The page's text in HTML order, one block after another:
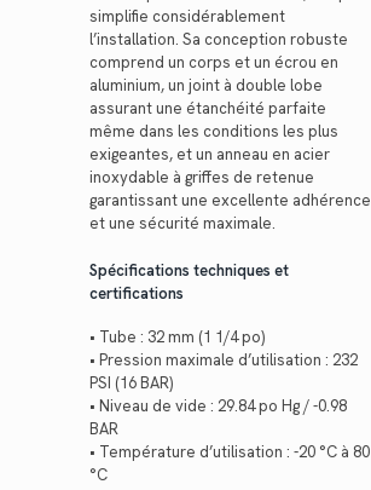
simplifie considérablement
l’installation. Sa conception robuste
comprend un corps et un écrou en
aluminium, un joint à double lobe
assurant une étanchéité parfaite
même dans les conditions les plus
exigeantes, et un anneau en acier
inoxydable à griffes de retenue
garantissant une excellente adhérence
et une sécurité maximale.
Spécifications techniques et
certifications
• Tube : 32 mm (1 1/4 po)
• Pression maximale d’utilisation : 232
PSI (16 BAR)
• Niveau de vide : 29.84 po Hg / -0.98
BAR
• Température d’utilisation : -20 °C à 80
°C